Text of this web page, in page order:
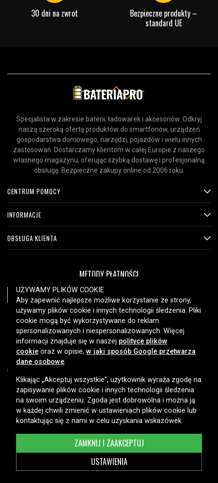
30 dni na zwrot
Bezpieczne produkty –
standard UE
Specjalista w zakresie baterii, ładowarek i akcesoriów. Odkryj
naszą szeroką ofertę produktów do smartfonów, urządzeń
gospodarstwa domowego, narzędzi, pojazdów i wielu innych
zastosowań. Dostarczamy klientom w całej Europie z naszego
własnego magazynu, oferując szybką dostawę i profesjonalną
obsługę. Bezpieczne zakupy online od 2006 roku.
CENTRUM POMOCY
INFORMACJE
OBSŁUGA KLIENTA
METODY PŁATNOŚCI
OPCJE DOSTAWY
Copyright © 2026, Spares Nordic AB
UŻYWAMY PLIKÓW COOKIE
Aby zapewnić najlepsze możliwe korzystanie ze strony,
używamy plików cookie i innych technologii śledzenia. Pliki
cookie mogą być wykorzystywane do reklam
spersonalizowanych i niespersonalizowanych. Więcej
informacji znajduje się w naszej polityce plików
cookie oraz w opisie, w jaki sposób Google przetwarza
dane osobowe.
Klikając „Akceptuj wszystkie”, użytkownik wyraża zgodę na
zapisywanie plików cookie i innych technologii śledzenia
na swoim urządzeniu. Zgoda jest dobrowolna i można ją
w każdej chwili zmienić w ustawieniach plików cookie lub
kontaktując się z nami w celu uzyskania wskazówek.
USTAWIENIA
ZAMKNIJ I ZAAKCEPTUJ